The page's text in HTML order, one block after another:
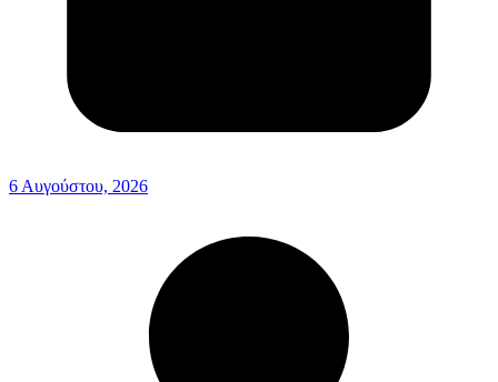
6 Αυγούστου, 2026